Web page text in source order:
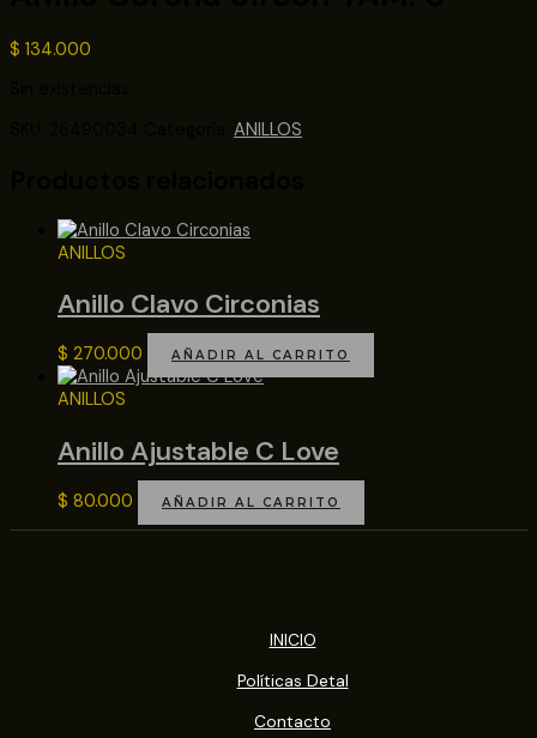
$ 134.000
ANILLOS
ANILLOS
Anillo Clavo Circonias
$ 270.000 AÑADIR AL CARRITO
ANILLOS
Anillo Ajustable C Love
$ 80.000 AÑADIR AL CARRITO
INICIO
Políticas Detal
Contacto